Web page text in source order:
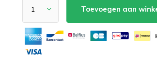
Toevoegen aan